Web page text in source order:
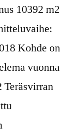
10392 m2
Kohde on
vuonna
Teräsvirran